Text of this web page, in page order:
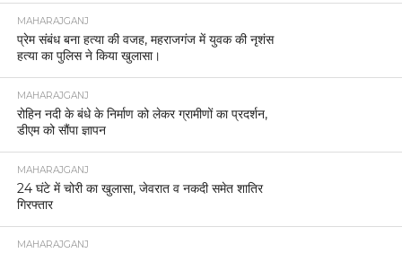
MAHARAJGANJ
प्रेम संबंध बना हत्या की वजह, महराजगंज में युवक की नृशंस
हत्या का पुलिस ने किया खुलासा।
MAHARAJGANJ
रोहिन नदी के बंधे के निर्माण को लेकर ग्रामीणों का प्रदर्शन,
डीएम को सौंपा ज्ञापन
MAHARAJGANJ
24 घंटे में चोरी का खुलासा, जेवरात व नकदी समेत शातिर
गिरफ्तार
MAHARAJGANJ